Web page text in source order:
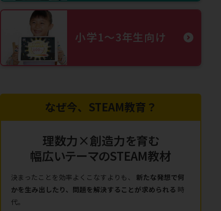
小学1〜3年生向け
なぜ今、STEAM教育？
理数力×創造力を育む
幅広いテーマのSTEAM教材
決まったことを効率よくこなすよりも、 新たな発想で何
かを生み出したり、問題を解決することが求められる 時
代。